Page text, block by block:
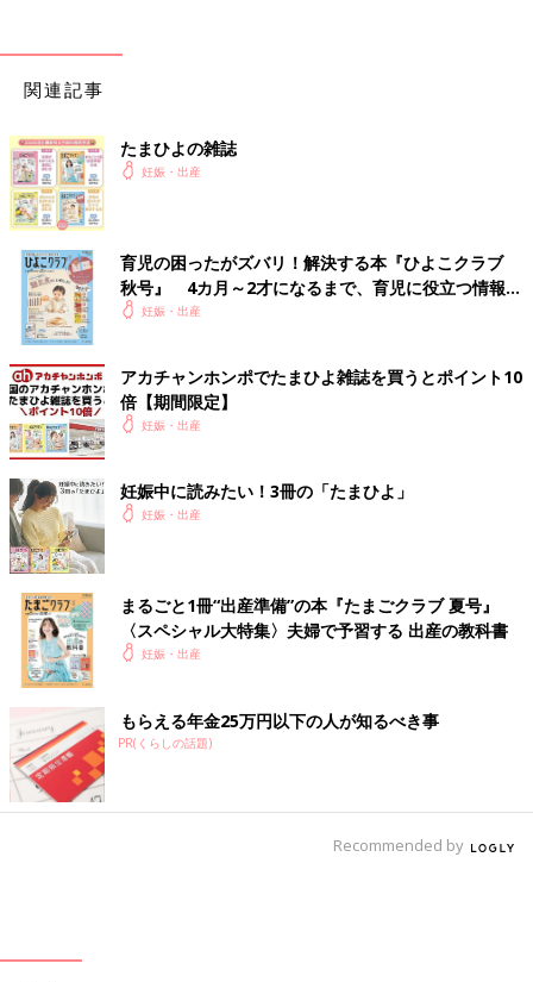
1時間ほど耐えることを決意
激痛に変わってくる
8:45
少し間隔が空いたが、とにかく痛みが強くなり、横向きでは耐え
れず
正座の格好から上体を床につけるように伏せて、腰を夫に押して
もらう
8:51
うーっと声が出る痛み
とにかく腰が痛い
9時をすぎて再度病院に電話し、向かうことに
駐車場で痛みのあまり気持ちが悪くなり嘔吐
9:45頃
病院到着後、初の内診
2センチくらいを覚悟していたら、まさかの6センチで「頑張った
ねえ」と言われる
10:30
いきみたい感じが強まり、おしりの下にテニスボールを置いてベ
ッドに座り、ベッドテーブルに突っ伏して耐える
11時頃
2回目の内診で8センチ
そこから痛みが来るたびに「うーっ」とうなる
腰が割れるように痛み、全力で夫に押してもらわないと耐えられ
関連記事
たまひよの雑誌
妊娠・出産
育児の困ったがズバリ！解決する本『ひよこクラブ
秋号』 4カ月～2才になるまで、育児に役立つ情報が
いっぱい！
妊娠・出産
アカチャンホンポでたまひよ雑誌を買うとポイント10
倍【期間限定】
妊娠・出産
妊娠中に読みたい！3冊の「たまひよ」
妊娠・出産
まるごと1冊“出産準備”の本『たまごクラブ 夏号』
〈スペシャル大特集〉夫婦で予習する 出産の教科書
妊娠・出産
もらえる年金25万円以下の人が知るべき事
PR(くらしの話題)
Recommended by